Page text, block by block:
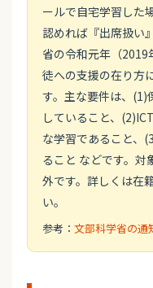
ールで自宅学習した
認めれば『出席扱い
省の令和元年（
徒への支援の在り方
す。主な要件は、(1)
していること、
な学習であること、
ること などです。対
外です。詳しくは在
い。
参考： 文部科学省の通